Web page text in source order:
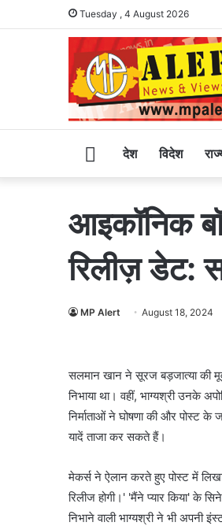
Tuesday , 4 August 2026
Homeदेश विदेश
आइकॉनिक
रिलीज़ डेट:
MP Alert August 18, 2024
सलमान खान ने सूरज बड़जात्या की
निभाया था। वहीं, भाग्यश्री उनके
निर्माताओं ने घोषणा की और पोस्ट
यादें ताजा कर सकते हैं।
मेकर्स ने ऐलान करते हुए पोस्ट में
रिलीज होगी।' 'मैंने प्यार किया' के
निभाने वाली भाग्यश्री ने भी अपनी